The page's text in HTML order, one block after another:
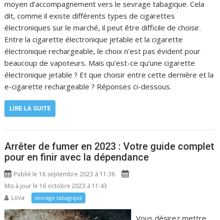
moyen d’accompagnement vers le sevrage tabagique. Cela
dit, comme il existe différents types de cigarettes
électroniques sur le marché, il peut être difficile de choisir.
Entre la cigarette électronique jetable et la cigarette
électronique rechargeable, le choix n’est pas évident pour
beaucoup de vapoteurs. Mais qu’est-ce qu’une cigarette
électronique jetable ? Et que choisir entre cette dernière et la
e-cigarette rechargeable ? Réponses ci-dessous.
LIRE LA SUITE
Arrêter de fumer en 2023 : Votre guide complet
pour en finir avec la dépendance
Publié le 18 septembre 2023 à 11:38
Mis à jour le 16 octobre 2023 à 11:43
Lova
sevrage tabagique
Vous désirez mettre